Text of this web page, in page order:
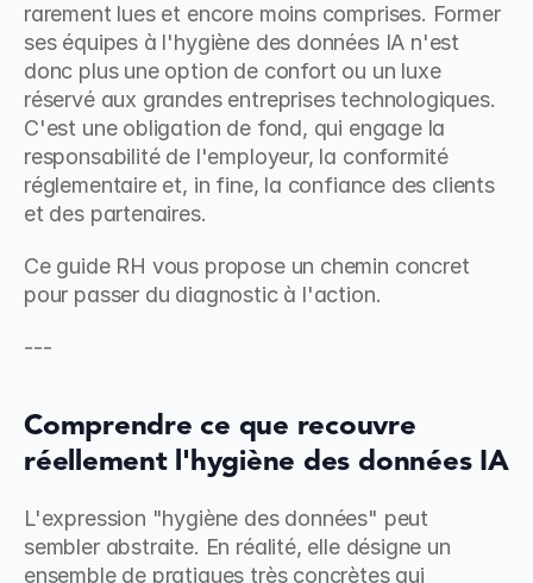
rarement lues et encore moins comprises. Former
ses équipes à l'hygiène des données IA n'est
donc plus une option de confort ou un luxe
réservé aux grandes entreprises technologiques.
C'est une obligation de fond, qui engage la
responsabilité de l'employeur, la conformité
réglementaire et, in fine, la confiance des clients
et des partenaires.
Ce guide RH vous propose un chemin concret
pour passer du diagnostic à l'action.
---
Comprendre ce que recouvre
réellement l'hygiène des données IA
L'expression "hygiène des données" peut
sembler abstraite. En réalité, elle désigne un
ensemble de pratiques très concrètes qui